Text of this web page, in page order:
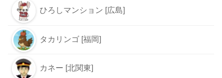
ひろしマンション [広島]
タカリンゴ [福岡]
カネー [北関東]